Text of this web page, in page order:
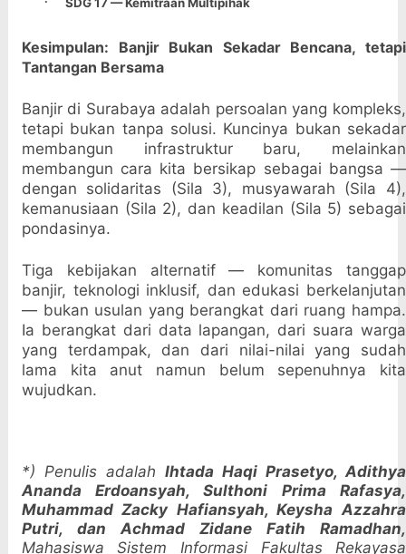
Kesimpulan: Banjir Bukan Sekadar Bencana, tetapi
Tantangan Bersama
Banjir di Surabaya adalah persoalan yang kompleks,
tetapi bukan tanpa solusi. Kuncinya bukan sekadar
membangun infrastruktur baru, melainkan
membangun cara kita bersikap sebagai bangsa —
dengan solidaritas (Sila 3), musyawarah (Sila 4),
kemanusiaan (Sila 2), dan keadilan (Sila 5) sebagai
pondasinya.
Tiga kebijakan alternatif — komunitas tanggap
banjir, teknologi inklusif, dan edukasi berkelanjutan
— bukan usulan yang berangkat dari ruang hampa.
Ia berangkat dari data lapangan, dari suara warga
yang terdampak, dan dari nilai-nilai yang sudah
lama kita anut namun belum sepenuhnya kita
wujudkan.
*) Penulis adalah Ihtada Haqi Prasetyo, Adithya
Ananda Erdoansyah, Sulthoni Prima Rafasya,
Muhammad Zacky Hafiansyah, Keysha Azzahra
Putri, dan Achmad Zidane Fatih Ramadhan,
Mahasiswa
Sistem Informasi Fakultas Rekayasa